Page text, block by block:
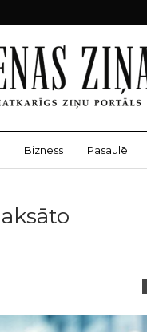
Bizness Pasaulē